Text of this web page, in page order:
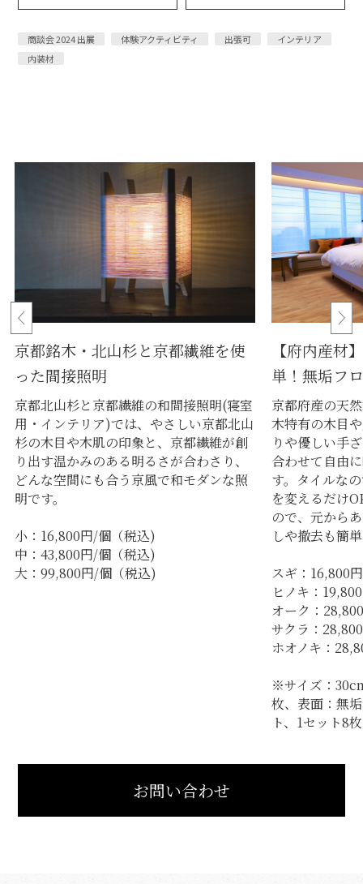
商談会 2024 出展 体験アクティビティ 出張可
インテリア
内装材
京都銘木・北山杉と京都繊維を使
った間接照明
京都北山杉と京都繊維の和間接照明(寝室
用・インテリア)では、やさしい京都北山
杉の木目や木肌の印象と、京都繊維が創
り出す温かみのある明るさが合わさり、
どんな空間にも合う京風で和モダンな照
明です。
小：16,800円/個（税込)
中：43,800円/個（税込)
大：99,800円/個（税込)
【府内産材
単！無垢フ
京都府産の天
木特有の木目
りや優しい手
合わせて自由
す。タイルな
を変えるだけ
ので、元から
しや撤去も簡
スギ：16,800
ヒノキ：
オーク：
サクラ：
ホオノキ：
※サイズ：
枚、表面：無
ト、1セット8
お問い合わせ